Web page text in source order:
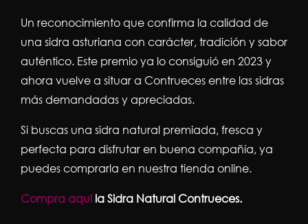
y sabor en tu cocina
El pimentón es un ingrediente esencial en muchas
cocinas, pero si hablamos de excelencia, pocos
Poradmin | 6 de agosto 2025 | Noticias | Sin comentarios
Más información
Un reconocimiento que confirma la calidad de
una sidra asturiana con carácter, tradición y sabor
auténtico. Este premio ya lo consiguió en 2023 y
ahora vuelve a situar a Contrueces entre las sidras
más demandadas y apreciadas.
Si buscas una sidra natural premiada, fresca y
perfecta para disfrutar en buena compañía, ya
puedes comprarla en nuestra tienda online.
Compra aquíla Sidra Natural Contrueces.